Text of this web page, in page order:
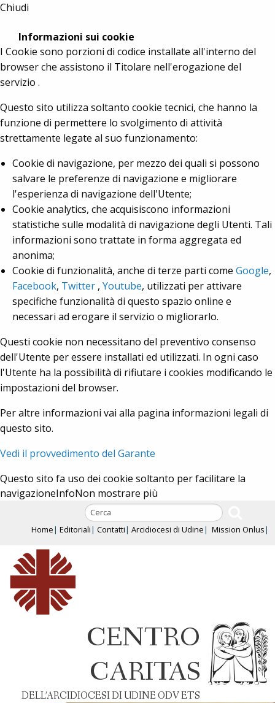
Chiudi
Informazioni sui cookie
I Cookie sono porzioni di codice installate all'interno del
browser che assistono il Titolare nell'erogazione del
servizio .
Questo sito utilizza soltanto cookie tecnici, che hanno la
funzione di permettere lo svolgimento di attività
strettamente legate al suo funzionamento:
Cookie di navigazione, per mezzo dei quali si possono
salvare le preferenze di navigazione e migliorare
l'esperienza di navigazione dell'Utente;
Cookie analytics, che acquisiscono informazioni
statistiche sulle modalità di navigazione degli Utenti. Tali
informazioni sono trattate in forma aggregata ed
anonima;
Cookie di funzionalità, anche di terze parti come Google,
Facebook, Twitter , Youtube, utilizzati per attivare
specifiche funzionalità di questo spazio online e
necessari ad erogare il servizio o migliorarlo.
Questi cookie non necessitano del preventivo consenso
dell'Utente per essere installati ed utilizzati. In ogni caso
l'Utente ha la possibilità di rifiutare i cookies modificando le
impostazioni del browser.
Per altre informazioni vai alla pagina informazioni legali di
questo sito.
Vedi il provvedimento del Garante
Questo sito fa uso dei cookie soltanto per facilitare la
navigazioneInfoNon mostrare più
content
Home Editoriali Contatti Arcidiocesi di Udine Mission Onlus
CENTRO
CARITAS
DELL’ARCIDIOCESI DI UDINE ODV ETS